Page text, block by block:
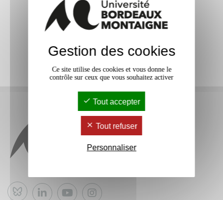
Bluesky
Gestion des cookies
Ce site utilise des cookies et vous donne le
contrôle sur ceux que vous souhaitez activer
Tout accepter
Tout refuser
Personnaliser